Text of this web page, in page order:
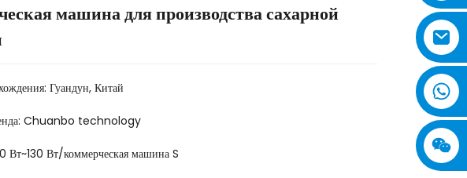
Loading...
Loading...
машина для производства сахарной
Гуандун, Китай
Chuanbo technology
Вт~130 Вт/коммерческая машина S